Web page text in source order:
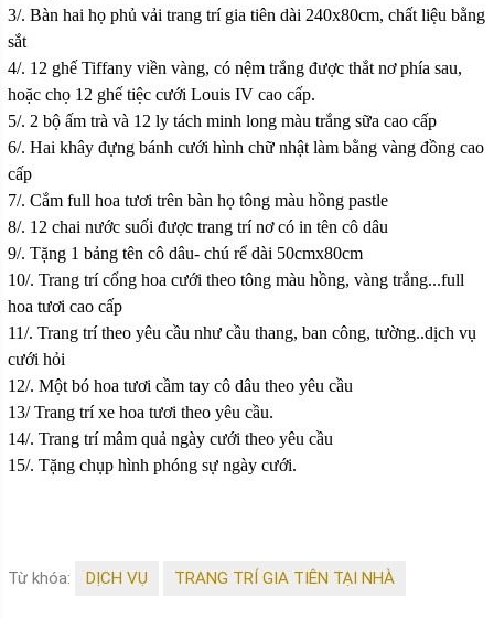
3/. Bàn hai họ phủ vải trang trí gia tiên dài 240x80cm, chất liệu bằng
sắt
4/. 12 ghế Tiffany viền vàng, có nệm trắng được thắt nơ phía sau,
hoặc chọ 12 ghế tiệc cưới Louis IV cao cấp.
5/. 2 bộ ấm trà và 12 ly tách minh long màu trắng sữa cao cấp
6/. Hai khây đựng bánh cưới hình chữ nhật làm bằng vàng đồng cao
cấp
7/. Cắm full hoa tươi trên bàn họ tông màu hồng pastle
8/. 12 chai nước suối được trang trí nơ có in tên cô dâu
9/. Tặng 1 bảng tên cô dâu- chú rể dài 50cmx80cm
10/. Trang trí cổng hoa cưới theo tông màu hồng, vàng trắng...full
hoa tươi cao cấp
11/. Trang trí theo yêu cầu như cầu thang, ban công, tường..dịch vụ
cưới hỏi
12/. Một bó hoa tươi cầm tay cô dâu theo yêu cầu
13/ Trang trí xe hoa tươi theo yêu cầu.
14/. Trang trí mâm quả ngày cưới theo yêu cầu
15/. Tặng chụp hình phóng sự ngày cưới.
Từ khóa: DỊCH VỤ TRANG TRÍ GIA TIÊN TẠI NHÀ